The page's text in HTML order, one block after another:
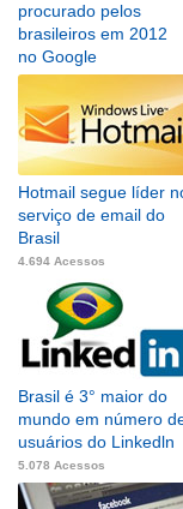
procurado pelos
brasileiros em 2012
no Google
6.566 Acessos
Hotmail segue líder
serviço de email do
Brasil
4.694 Acessos
Brasil é 3° maior do
mundo em número
usuários do Linkedln
5.078 Acessos